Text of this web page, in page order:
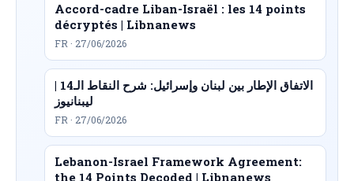
Accord-cadre Liban-Israël : les 14 points
décryptés | Libnanews
FR · 27/06/2026
الاتفاق الإطار بين لبنان وإسرائيل: شرح النقاط الـ14 |
ليبنانيوز
FR · 27/06/2026
Lebanon-Israel Framework Agreement:
the 14 Points Decoded | Libnanews